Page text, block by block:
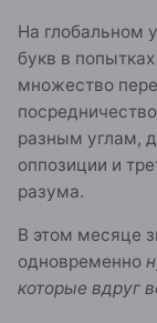
На глобальном
букв в
множество
разным углам,
оппозиции и
разума.
В этом месяце
одновременно
которые вдруг